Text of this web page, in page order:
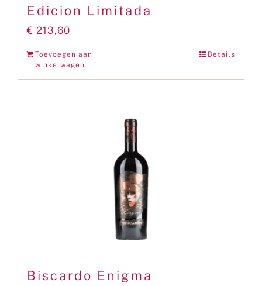
Edicion Limitada
€ 213,60
Toevoegen aan
winkelwagen
Details
Biscardo Enigma